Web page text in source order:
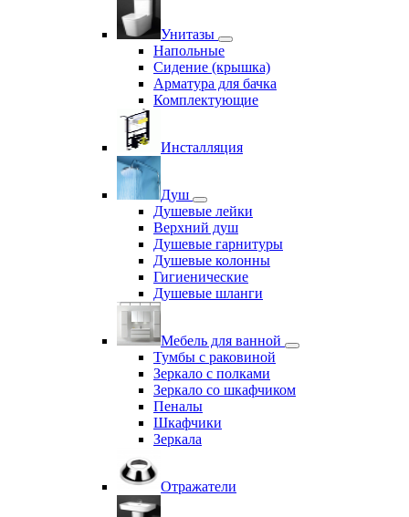
Унитазы
Напольные
Сидение (крышка)
Арматура для бачка
Комплектующие
Инсталляция
Душ
Душевые лейки
Верхний душ
Душевые гарнитуры
Душевые колонны
Гигиенические
Душевые шланги
Мебель для ванной
Тумбы с раковиной
Зеркало с полками
Зеркало со шкафчиком
Пеналы
Шкафчики
Зеркала
Отражатели